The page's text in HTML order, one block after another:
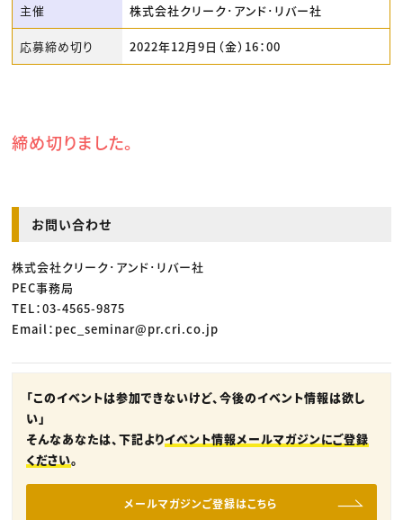
主催 株式会社クリーク･アンド･リバー社
応募締め切り 2022年12月9日（金）16：00
締め切りました。
お問い合わせ
株式会社クリーク･アンド･リバー社
PEC事務局
TEL：03-4565-9875
Email：pec_seminar@pr.cri.co.jp
「このイベントは参加できないけど、今後のイベント情報は欲し
い」
そんなあなたは、下記よりイベント情報メールマガジンにご登録
ください。
メールマガジンご登録はこちら